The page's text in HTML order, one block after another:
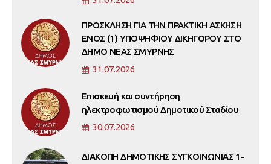
ΠΡΟΣΚΛΗΣΗ ΓΙΑ ΤΗΝ ΠΡΑΚΤΙΚΗ ΑΣΚΗΣΗ
ΕΝΟΣ (1) ΥΠΟΨΗΦΙΟΥ ΔΙΚΗΓΟΡΟΥ ΣΤΟ
ΔΗΜΟ ΝΕΑΣ ΣΜΥΡΝΗΣ
31.07.2026
Επισκευή και συντήρηση
ηλεκτροφωτισμού Δημοτικού Σταδίου
30.07.2026
ΔΙΑΚΟΠΗ ΔΗΜΟΤΙΚΗΣ ΣΥΓΚΟΙΝΩΝΙΑΣ 1-